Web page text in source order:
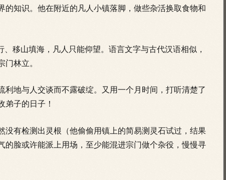
的知识。他在附近的凡人小镇落脚，做些杂活换取食物和
山填海，凡人只能仰望。语言文字与古代汉语相似，
林立。
地与人交谈而不露破绽。又用一个月时间，打听清楚了
弟子的日子！
有检测出灵根（他偷偷用镇上的简易测灵石试过，结果
脸或许能派上用场，至少能混进宗门做个杂役，慢慢寻